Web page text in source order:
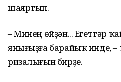
шаяртып.
– Минең өйҙән... Егеттәр
янығыҙға барайыҡ инде, –
ризалығын бирҙе.